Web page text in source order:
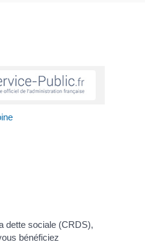
dette sociale (CRDS),
bénéficiez